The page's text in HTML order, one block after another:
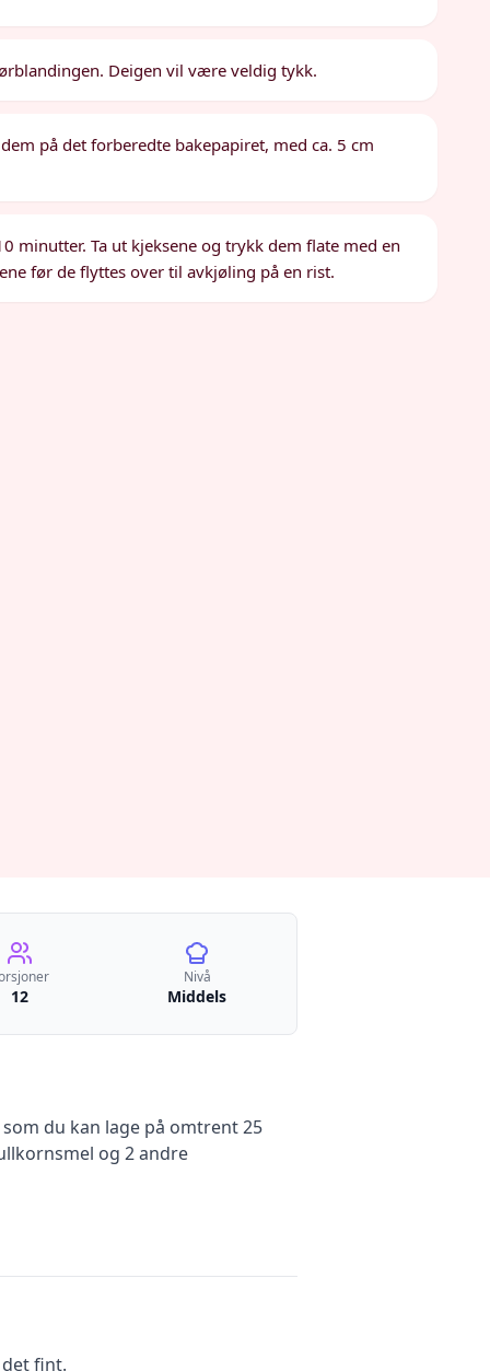
Deigen vil være veldig tykk.
på det forberedte bakepapiret, med ca. 5 cm
minutter. Ta ut kjeksene og trykk dem flate med en
før de flyttes over til avkjøling på en rist.
12
Nivå
Middels
som du kan lage på omtrent 25
og 2 andre
fint.